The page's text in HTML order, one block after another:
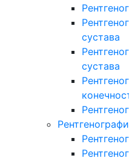
сустава
сустава